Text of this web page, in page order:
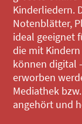
Kinderliedern.
Notenblätter,
ideal geeignet
die mit
können digital
erworben
Mediathek
angehört und